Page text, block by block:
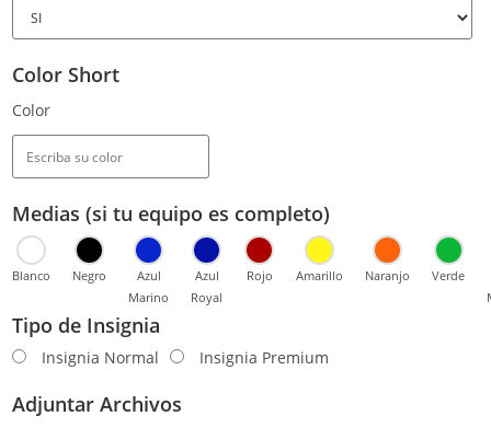
Color Short
Color
Medias (si tu equipo es completo)
Blanco Negro
Azul
Marino
Azul
Royal
Rojo Amarillo Naranjo
Verde
Tipo de Insignia
Insignia Normal Insignia Premium
Adjuntar Archivos